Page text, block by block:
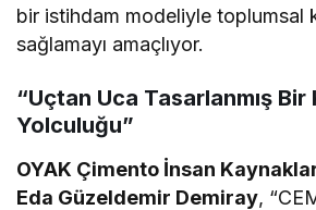
bir istihdam modeliyle toplumsal
sağlamayı amaçlıyor.
“Uçtan Uca Tasarlanmış
Yolculuğu”
OYAK Çimento İnsan
Eda Güzeldemir Demiray,